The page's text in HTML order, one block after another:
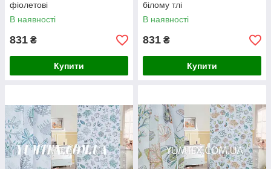
фіолетові
В наявності
831 ₴
Купити
білому тлі
В наявності
831 ₴
Купити